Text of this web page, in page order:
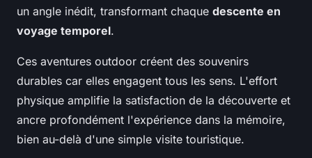
un angle inédit, transformant chaque descente en
voyage temporel.
Ces aventures outdoor créent des souvenirs
durables car elles engagent tous les sens. L'effort
physique amplifie la satisfaction de la découverte et
ancre profondément l'expérience dans la mémoire,
bien au-delà d'une simple visite touristique.